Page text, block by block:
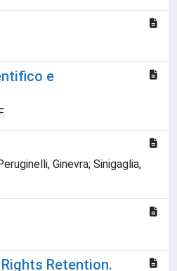
e
Ginevra; Sinigaglia,
Retention.